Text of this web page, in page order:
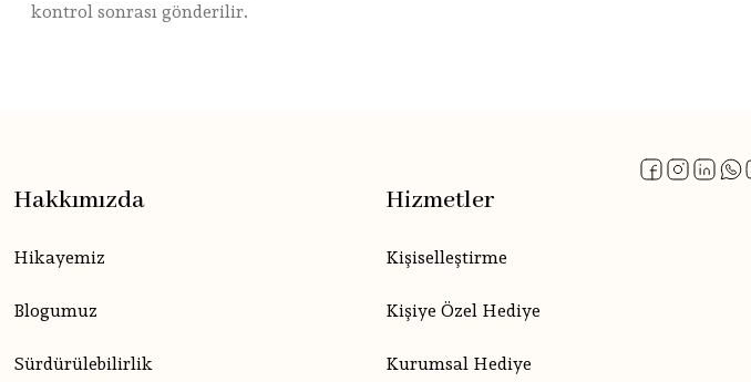
kontrol sonrası gönderilir.
Hakkımızda
Hikayemiz
Blogumuz
Sürdürülebilirlik
Hizmetler
Kişiselleştirme
Kişiye Özel Hediye
Kurumsal Hediye